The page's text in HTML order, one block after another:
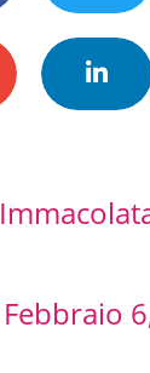
Febbraio